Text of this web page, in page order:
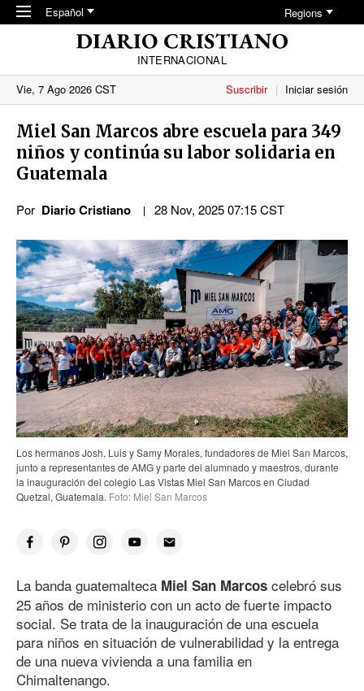
Skip to main content
Español Regions
INTERNACIONAL
Vie, 7 Ago 2026 CST
Suscribir Iniciar sesión
Miel San Marcos abre escuela para 349
niños y continúa su labor solidaria en
Guatemala
Por Diario Cristiano 28 Nov, 2025 07:15 CST
Los hermanos Josh, Luis y Samy Morales, fundadores de Miel San Marcos,
junto a representantes de AMG y parte del alumnado y maestros, durante
la inauguración del colegio Las Vistas Miel San Marcos en Ciudad
Quetzal, Guatemala. Foto: Miel San Marcos
La banda guatemalteca Miel San Marcos celebró sus
25 años de ministerio con un acto de fuerte impacto
social. Se trata de la inauguración de una escuela
para niños en situación de vulnerabilidad y la entrega
de una nueva vivienda a una familia en
Chimaltenango.